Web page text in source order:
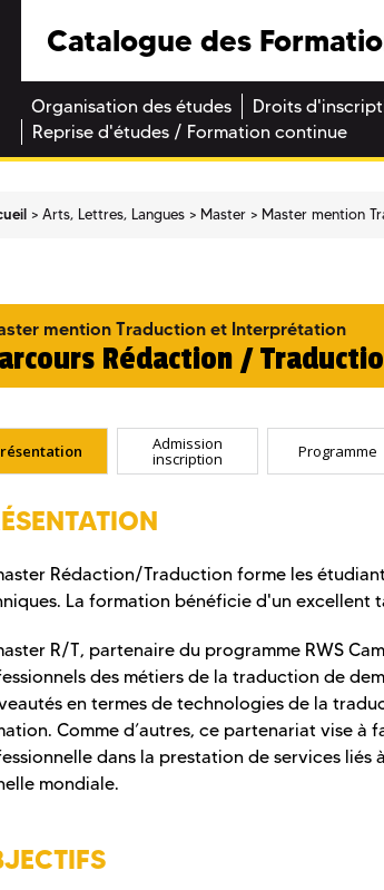
Catalogue des
Organisation des études Droits
Reprise d'études / Formation continue
Arts, Lettres, Langues Master Master mention
mention Traduction et Interprétation
Rédaction /
Admission
inscription Programme
Rédaction/Traduction forme les
La formation bénéficie d'un excellent
R/T, partenaire du programme RWS
des métiers de la traduction de
en termes de technologies de la
Comme d’autres, ce partenariat vise
dans la prestation de services
mondiale.